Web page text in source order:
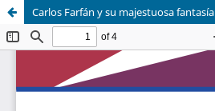
Carlos Farfán y su majestuosa fantasía